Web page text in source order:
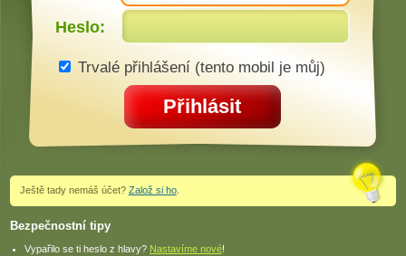
Heslo:
Trvalé přihlášení (tento mobil je můj)
Přihlásit
Ještě tady nemáš účet? Založ si ho.
Bezpečnostní tipy
Vypařilo se ti heslo z hlavy? Nastavíme nové!